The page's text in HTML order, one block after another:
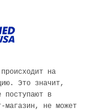
на
Это значит,
поступают в
магазин, не может